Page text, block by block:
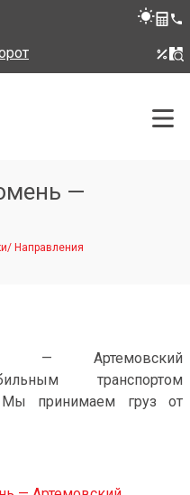
—
/ Направления
— Артемовский
транспортом
принимаем груз от